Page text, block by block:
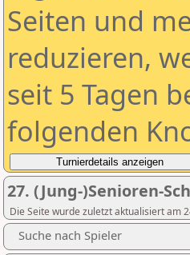
Seiten und
reduzieren,
seit 5 Tagen
folgenden
27. (Jung-)Senioren-
Die Seite wurde zuletzt aktualisiert am
Suche nach Spieler